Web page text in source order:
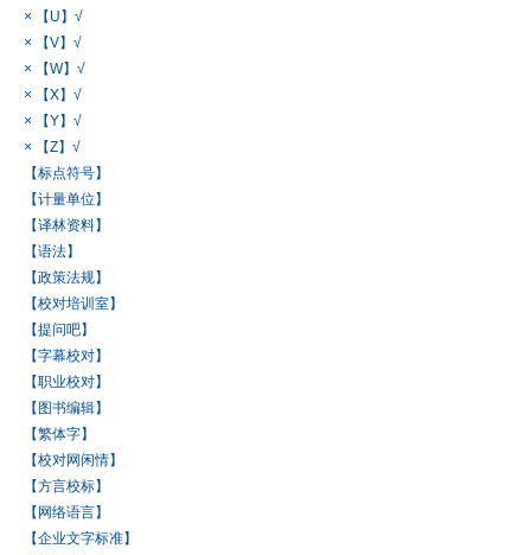
× 【U】√
× 【V】√
× 【W】√
× 【X】√
× 【Y】√
× 【Z】√
【标点符号】
【计量单位】
【译林资料】
【语法】
【政策法规】
【校对培训室】
【提问吧】
【字幕校对】
【职业校对】
【图书编辑】
【繁体字】
【校对网闲情】
【方言校标】
【网络语言】
【企业文字标准】